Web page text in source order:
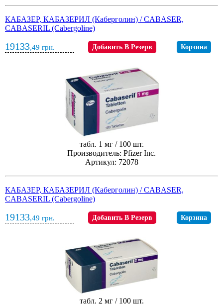
КАБАЗЕР, КАБАЗЕРИЛ (Каберголин) / CABASER,
CABASERIL (Cabergoline)
19133,49 грн. Добавить В Резерв Корзина
табл. 1 мг / 100 шт.
Производитель: Pfizer Inc.
Артикул: 72078
КАБАЗЕР, КАБАЗЕРИЛ (Каберголин) / CABASER,
CABASERIL (Cabergoline)
19133,49 грн. Добавить В Резерв Корзина
табл. 2 мг / 100 шт.